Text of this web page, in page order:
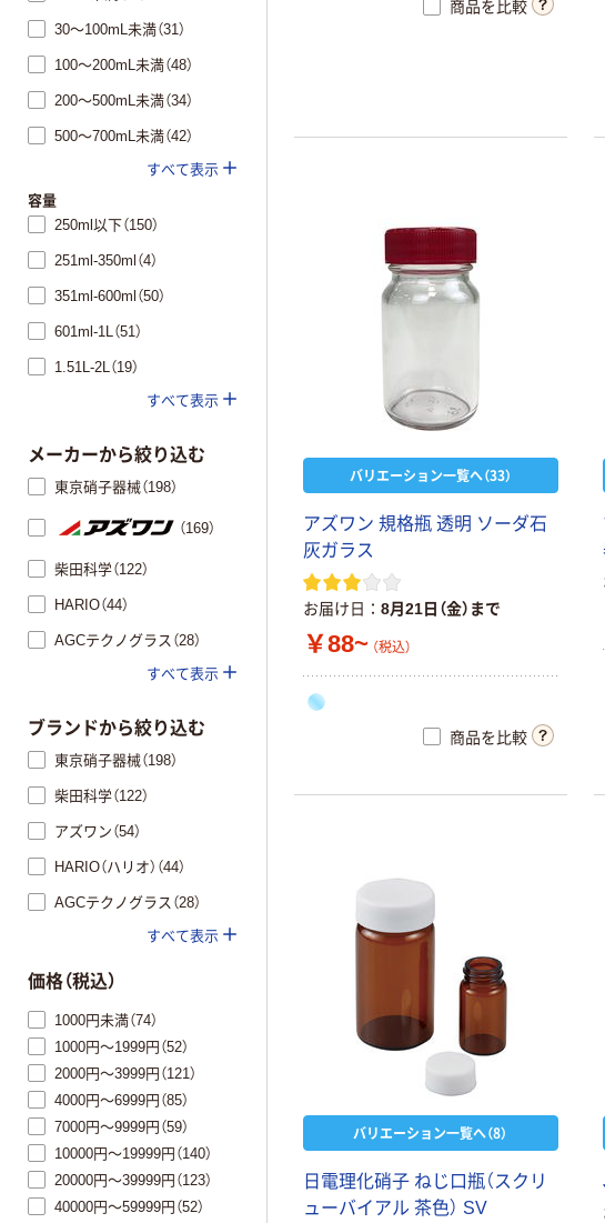
商品を比較
バリエーション一覧へ（33）
アズワン 規格瓶 透明 ソーダ石
灰ガラス
お届け日 8月21日（金）まで
￥88~ （税込）
商品を比較
バリエーション一覧へ（8）
日電理化硝子 ねじ口瓶（スクリ
ューバイアル 茶色） SV
30～100mL未満（31）
100～200mL未満（48）
200～500mL未満（34）
500～700mL未満（42）
すべて表示
容量
250ml以下（150）
251ml-350ml（4）
351ml-600ml（50）
601ml-1L（51）
1.51L-2L（19）
すべて表示
メーカーから絞り込む
東京硝子器械（198）
（169）
柴田科学（122）
HARIO（44）
AGCテクノグラス（28）
すべて表示
ブランドから絞り込む
東京硝子器械（198）
柴田科学（122）
アズワン（54）
HARIO（ハリオ）（44）
AGCテクノグラス（28）
すべて表示
価格（税込）
1000円未満（74）
1000円～1999円（52）
2000円～3999円（121）
4000円～6999円（85）
7000円～9999円（59）
10000円～19999円（140）
20000円～39999円（123）
40000円～59999円（52）